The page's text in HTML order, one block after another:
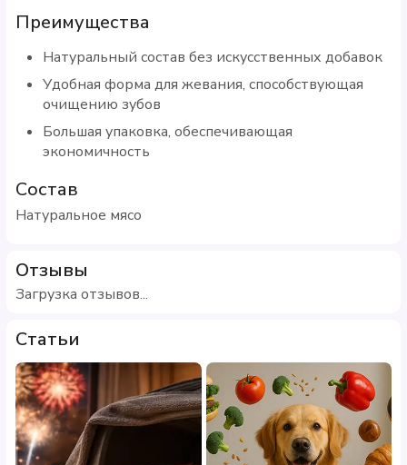
Преимущества
Натуральный состав без искусственных добавок
Удобная форма для жевания, способствующая
очищению зубов
Большая упаковка, обеспечивающая
экономичность
Состав
Натуральное мясо
Отзывы
Загрузка отзывов...
Статьи